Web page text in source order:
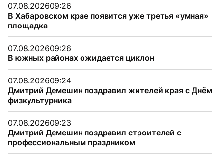
07.08.202609:26
В Хабаровском крае появится уже третья «умная»
площадка
07.08.202609:26
В южных районах ожидается циклон
07.08.202609:24
Дмитрий Демешин поздравил жителей края с Днём
физкультурника
07.08.202609:23
Дмитрий Демешин поздравил строителей с
профессиональным праздником